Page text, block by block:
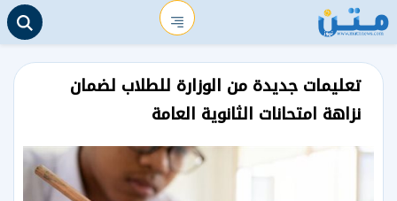
تعليمات جديدة من الوزارة للطلاب لضمان
نزاهة امتحانات الثانوية العامة